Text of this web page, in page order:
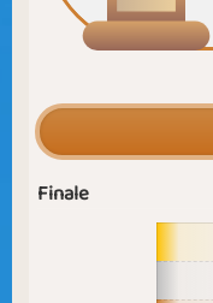
Finale